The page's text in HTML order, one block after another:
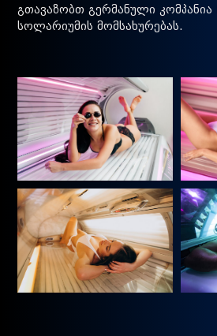
გთავაზობთ გერმანული
სოლარიუმის მომსახურებას.